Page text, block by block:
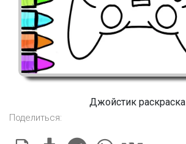
Джойстик раскраска
Поделиться: